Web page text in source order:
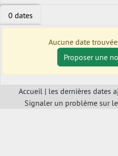
0 dates
Aucune date
Proposer une
Accueil | les dernières dates
Signaler un problème sur